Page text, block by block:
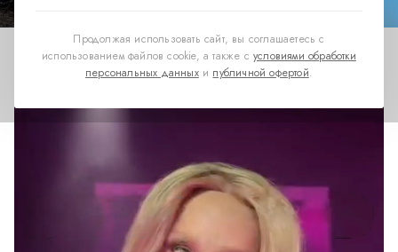
Продолжая использовать сайт, вы соглашаетесь с
использованием файлов cookie, а также сусловиями обработки
персональных данныхи публичной офертой.